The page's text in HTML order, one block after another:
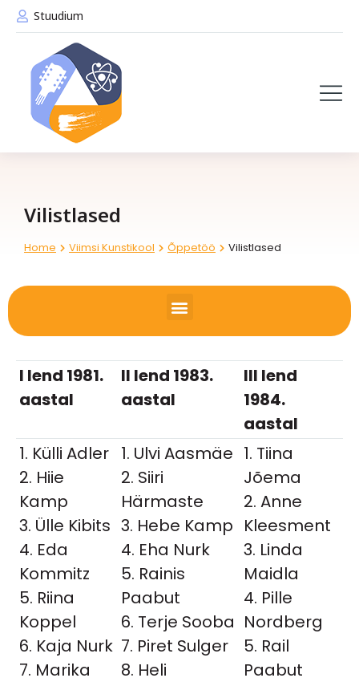
Stuudium
Vilistlased
You are here:
Home Viimsi Kunstikool Õppetöö Vilistlased
I lend 1981.
aastal
II lend 1983.
aastal
III lend
1984.
aastal
1. Külli Adler
2. Hiie
Kamp
3. Ülle Kibits
4. Eda
Kommitz
5. Riina
Koppel
6. Kaja Nurk
7. Marika
1. Ulvi Aasmäe
2. Siiri
Härmaste
3. Hebe Kamp
4. Eha Nurk
5. Rainis
Paabut
6. Terje Sooba
7. Piret Sulger
8. Heli
1. Tiina
Jõema
2. Anne
Kleesment
3. Linda
Maidla
4. Pille
Nordberg
5. Rail
Paabut